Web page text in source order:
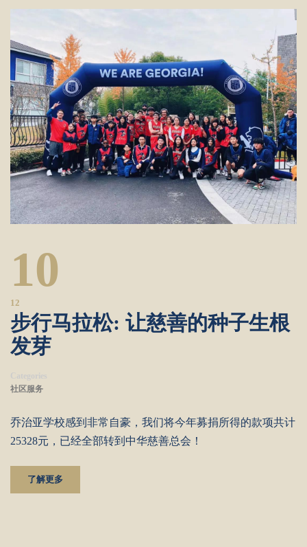
10
12
步行马拉松: 让慈善的种子生根
发芽
Categories
社区服务
乔治亚学校感到非常自豪，我们将今年募捐所得的款项共计
25328元，已经全部转到中华慈善总会！
了解更多